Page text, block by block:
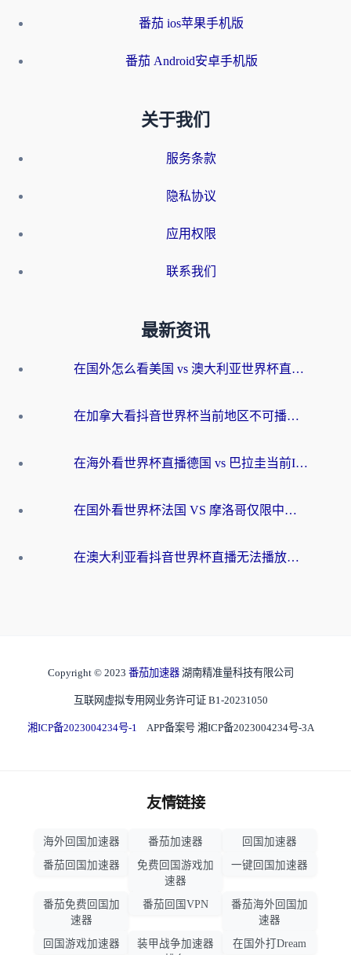
番茄 ios苹果手机版
番茄 Android安卓手机版
关于我们
服务条款
隐私协议
应用权限
联系我们
最新资讯
在国外怎么看美国 vs 澳大利亚世界杯直播？海外党必藏的中文解说观赛指南
在加拿大看抖音世界杯当前地区不可播放？海外党体育观赛终极指南
在海外看世界杯直播德国 vs 巴拉圭当前IP受限制？这篇指南帮你轻松解决地区限制
在国外看世界杯法国 VS 摩洛哥仅限中国大陆？别让地域限制拦下你的欢呼
在澳大利亚看抖音世界杯直播无法播放？海外党体育观赛终极指南来了！
Copyright © 2023 番茄加速器 湖南精准量科技有限公司
互联网虚拟专用网业务许可证 B1-20231050
湘ICP备2023004234号-1 APP备案号 湘ICP备2023004234号-3A
友情链接
海外回国加速器 番茄加速器
回国加速器
番茄回国加速器
免费回国游戏加
速器
一键回国加速器
番茄免费回国加
速器
番茄回国VPN
番茄海外回国加
速器
回国游戏加速器
装甲战争加速器
在国外打Dream